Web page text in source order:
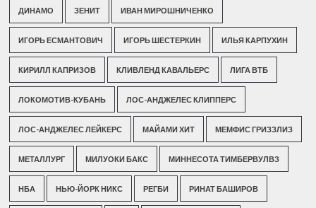
ДИНАМО ЗЕНИТ ИВАН МИРОШНИЧЕНКО
ИГОРЬ ЕСМАНТОВИЧ ИГОРЬ ШЕСТЕРКИН ИЛЬЯ КАРПУХИН
КИРИЛЛ КАПРИЗОВ КЛИВЛЕНД КАВАЛЬЕРС ЛИГА ВТБ
ЛОКОМОТИВ-КУБАНЬ ЛОС-АНДЖЕЛЕС КЛИППЕРС
ЛОС-АНДЖЕЛЕС ЛЕЙКЕРС МАЙАМИ ХИТ МЕМФИС ГРИЗЗЛИЗ
МЕТАЛЛУРГ МИЛУОКИ БАКС МИННЕСОТА ТИМБЕРВУЛВЗ
НБА НЬЮ-ЙОРК НИКС РЕГБИ РИНАТ БАШИРОВ